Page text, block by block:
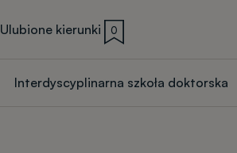
Ulubione kierunki 0
Interdyscyplinarna szkoła doktorska